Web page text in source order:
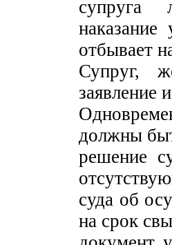
супруга
отбывает
Супруг,
заявление
должны
решение
суда об
на срок